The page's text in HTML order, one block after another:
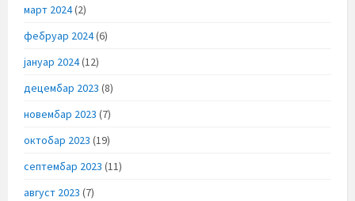
март 2024(2)
фебруар 2024(6)
јануар 2024(12)
децембар 2023 (8)
новембар 2023 (7)
октобар 2023 (19)
септембар 2023 (11)
август 2023 (7)